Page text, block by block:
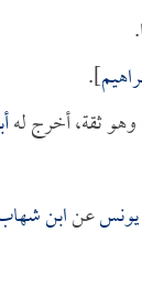
].
وهو ثقة، أخرج له
يونسعنابن